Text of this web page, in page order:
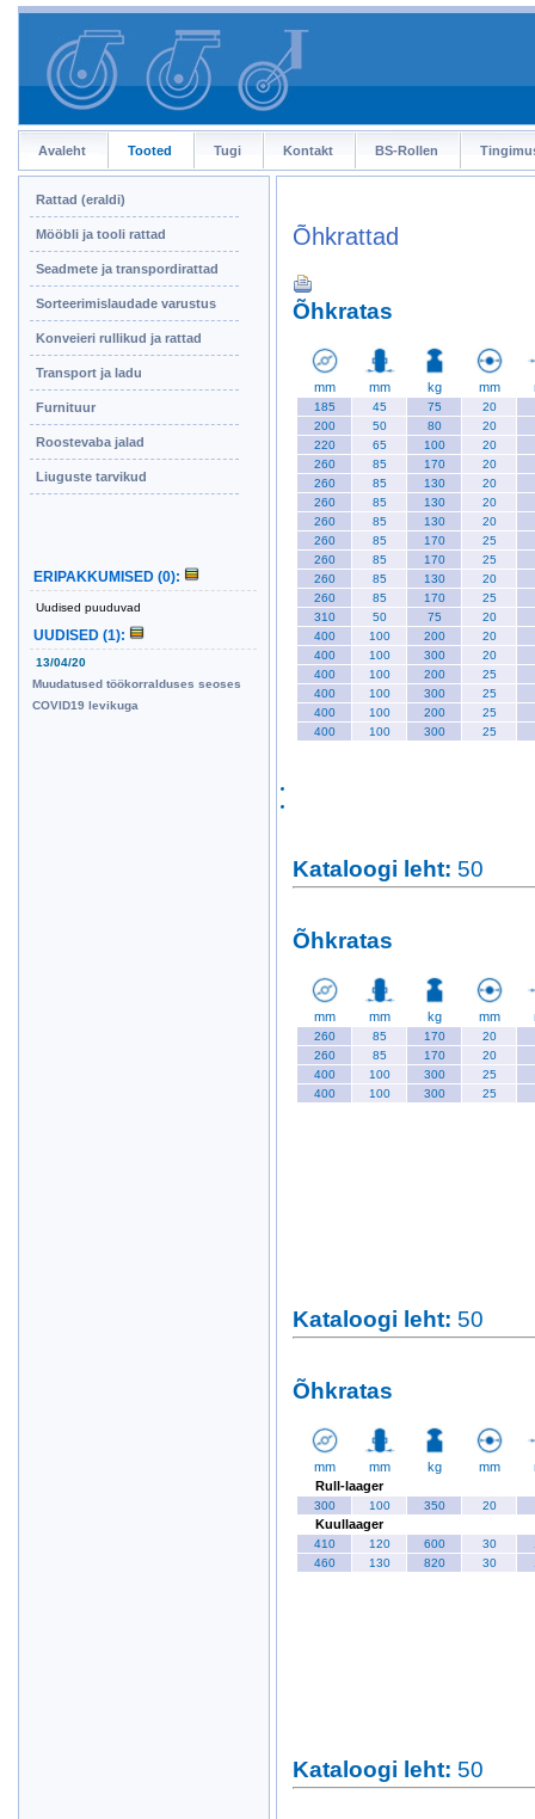
Avaleht Tooted Tugi Kontakt BS-Rollen
Õhkrattad
Õhkratas
mm mm kg mm
185 45 75
20
200
50 80
20
220
65 100
20
260
85 170
20
260
85 130
20
260
85 130
20
260
85 130
20
260
85 170
25
260
85 170
25
260
85 130
20
260
85 170
25
310
50 75
20
400
100 200
20
400
100 300
20
400
100 200
25
400
100 300
25
400
100 200
25
400
100 300 25
Kataloogi leht: 50
Õhkratas
mm mm kg mm
260 85 170
20
260
85 170
20
400
100 300
25
400
100 300 25
Kataloogi leht: 50
Õhkratas
mm mm kg mm
Rull-laager
300 100 350 20
Kuullaager
410 120 600 30
460
130 820 30
Kataloogi leht: 50
Rattad (eraldi)
Mööbli ja tooli rattad
Seadmete ja transpordirattad
Sorteerimislaudade varustus
Konveieri rullikud ja rattad
Transport ja ladu
Furnituur
Roostevaba jalad
Liuguste tarvikud
ERIPAKKUMISED (0):
Uudised puuduvad
UUDISED (1):
13/04/20
Muudatused töökorralduses seoses
COVID19 levikuga